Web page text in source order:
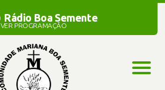
Rádio Boa Semente
Rádio Boa Semente
VER PROGRAMAÇÃO